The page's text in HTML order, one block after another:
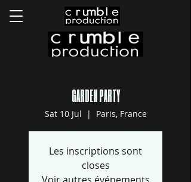
GARDEN PARTY
Sat 10 Jul
  |
Paris, France
Les inscriptions sont
closes